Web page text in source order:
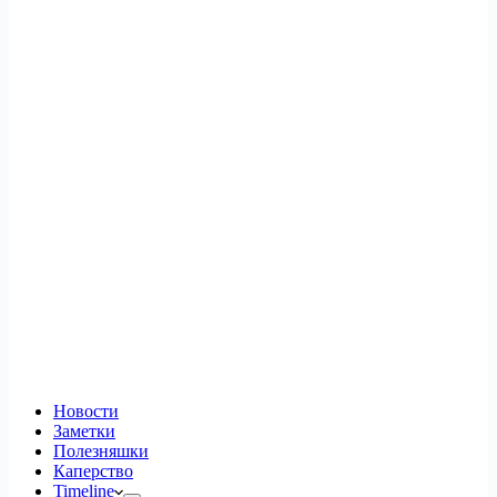
Новости
Заметки
Полезняшки
Каперство
Timeline